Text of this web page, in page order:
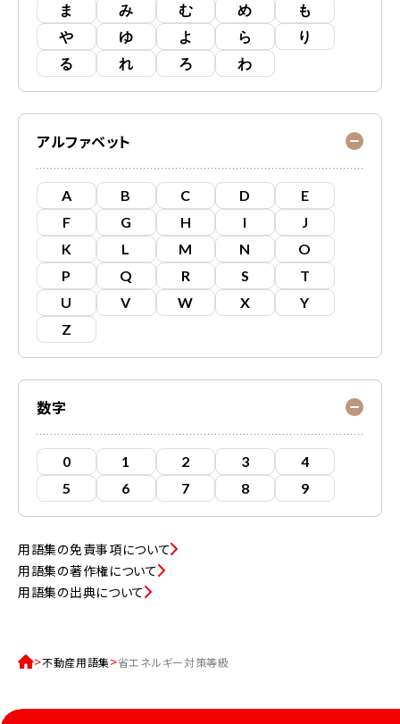
ま
み む め
も
や
ゆ よ ら
り
る
れ ろ わ
アルファベット
A B C D
E
F
G H I
J
K
L M N
O
P
Q R S
T
U
V W X
Y
Z
数字
0 1 2 3
4
5
6 7 8 9
用語集の免責事項について
用語集の著作権について
用語集の出典について
不動産用語集 省エネルギー対策等級